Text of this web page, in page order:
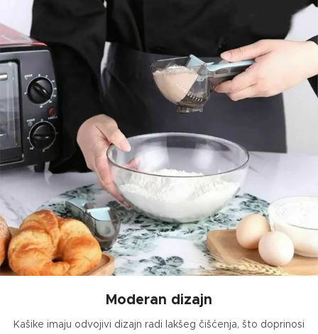
Moderan dizajn
Kašike imaju odvojivi dizajn radi lakšeg čišćenja, što doprinosi